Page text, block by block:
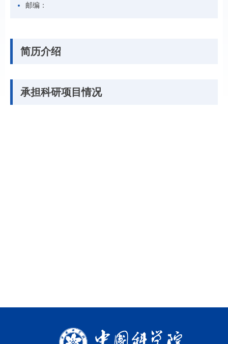
邮编：
简历介绍
承担科研项目情况